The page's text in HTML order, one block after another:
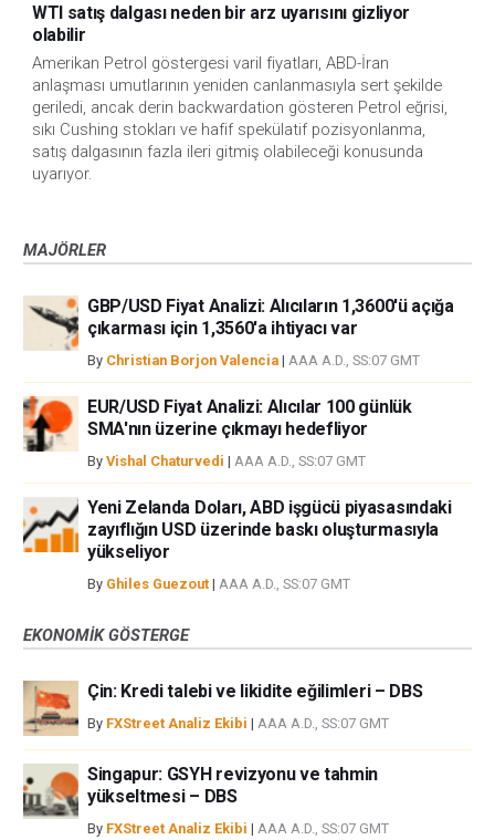
WTI satış dalgası neden bir arz uyarısını gizliyor
olabilir
Amerikan Petrol göstergesi varil fiyatları, ABD-İran
anlaşması umutlarının yeniden canlanmasıyla sert şekilde
geriledi, ancak derin backwardation gösteren Petrol eğrisi,
sıkı Cushing stokları ve hafif spekülatif pozisyonlanma,
satış dalgasının fazla ileri gitmiş olabileceği konusunda
uyarıyor.
MAJÖRLER
GBP/USD Fiyat Analizi: Alıcıların 1,3600'ü açığa
çıkarması için 1,3560'a ihtiyacı var
By Christian Borjon Valencia | AAA A.D., SS:07 GMT
EUR/USD Fiyat Analizi: Alıcılar 100 günlük
SMA'nın üzerine çıkmayı hedefliyor
By Vishal Chaturvedi | AAA A.D., SS:07 GMT
Yeni Zelanda Doları, ABD işgücü piyasasındaki
zayıflığın USD üzerinde baskı oluşturmasıyla
yükseliyor
By Ghiles Guezout | AAA A.D., SS:07 GMT
EKONOMIK GÖSTERGE
Çin: Kredi talebi ve likidite eğilimleri – DBS
By FXStreet Analiz Ekibi | AAA A.D., SS:07 GMT
Singapur: GSYH revizyonu ve tahmin
yükseltmesi – DBS
By FXStreet Analiz Ekibi | AAA A.D., SS:07 GMT